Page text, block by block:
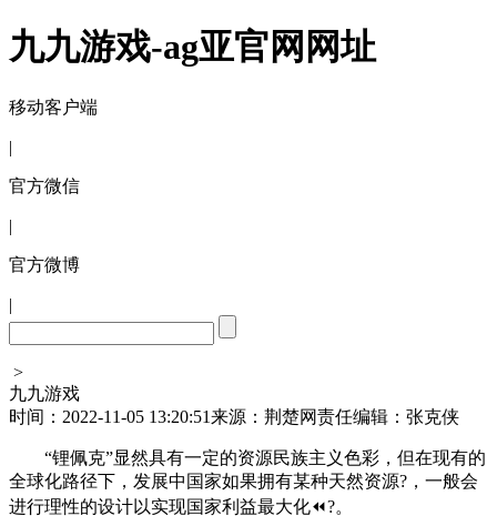
九九游戏-ag亚官网网址
移动客户端
|
官方微信
|
官方微博
|
>
九九游戏
时间：2022-11-05 13:20:51来源：荆楚网责任编辑：张克侠
“锂佩克”显然具有一定的资源民族主义色彩，但在现有的
全球化路径下，发展中国家如果拥有某种天然资源?，一般会
进行理性的设计以实现国家利益最大化⏪?。